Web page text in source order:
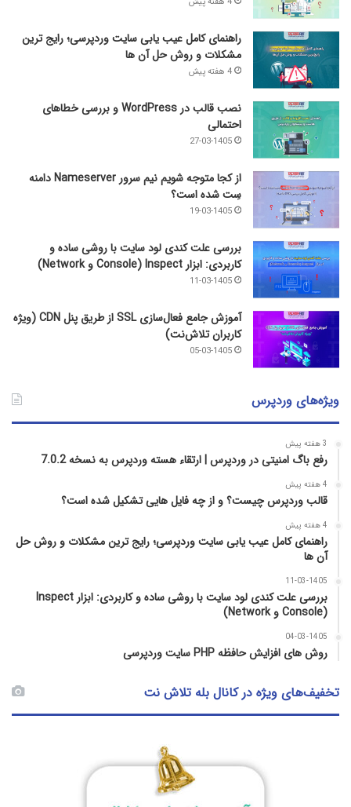
راهنمای کامل عیب‌ یابی سایت وردپرسی؛ رایج‌ ترین
مشکلات و روش حل آن‌ ها
4 هفته پیش
نصب قالب در WordPress و بررسی خطاهای
احتمالی
27-03-1405
از کجا متوجه شویم نیم ‌سرور Nameserver دامنه
سِت شده است؟
19-03-1405
بررسی علت کندی لود سایت با روشی ساده و
کاربردی: ابزار Inspect (Console و Network)
11-03-1405
آموزش جامع فعال‌سازی SSL از طریق پنل CDN (ویژه
کاربران تلاش‌نت)
05-03-1405
ویژه‌های وردپرس
3 هفته پیش
رفع باگ امنیتی در وردپرس | ارتقاء هسته وردپرس به نسخه 7.0.2
4 هفته پیش
قالب وردپرس چیست؟ و از چه فایل­ هایی تشکیل شده است؟
4 هفته پیش
راهنمای کامل عیب‌ یابی سایت وردپرسی؛ رایج‌ ترین مشکلات و روش حل
آن‌ ها
11-03-1405
بررسی علت کندی لود سایت با روشی ساده و کاربردی: ابزار Inspect
(Console و Network)
04-03-1405
روش‌ های افزایش حافظه PHP سایت وردپرسی
تخفیف‌های ویژه در کانال بله تلاش نت